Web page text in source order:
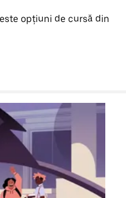
opțiuni de cursă din